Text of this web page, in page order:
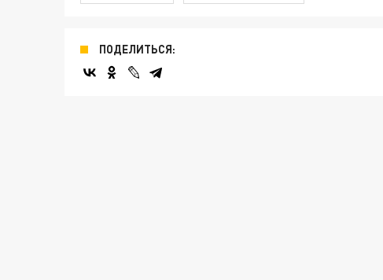
ПОДЕЛИТЬСЯ: